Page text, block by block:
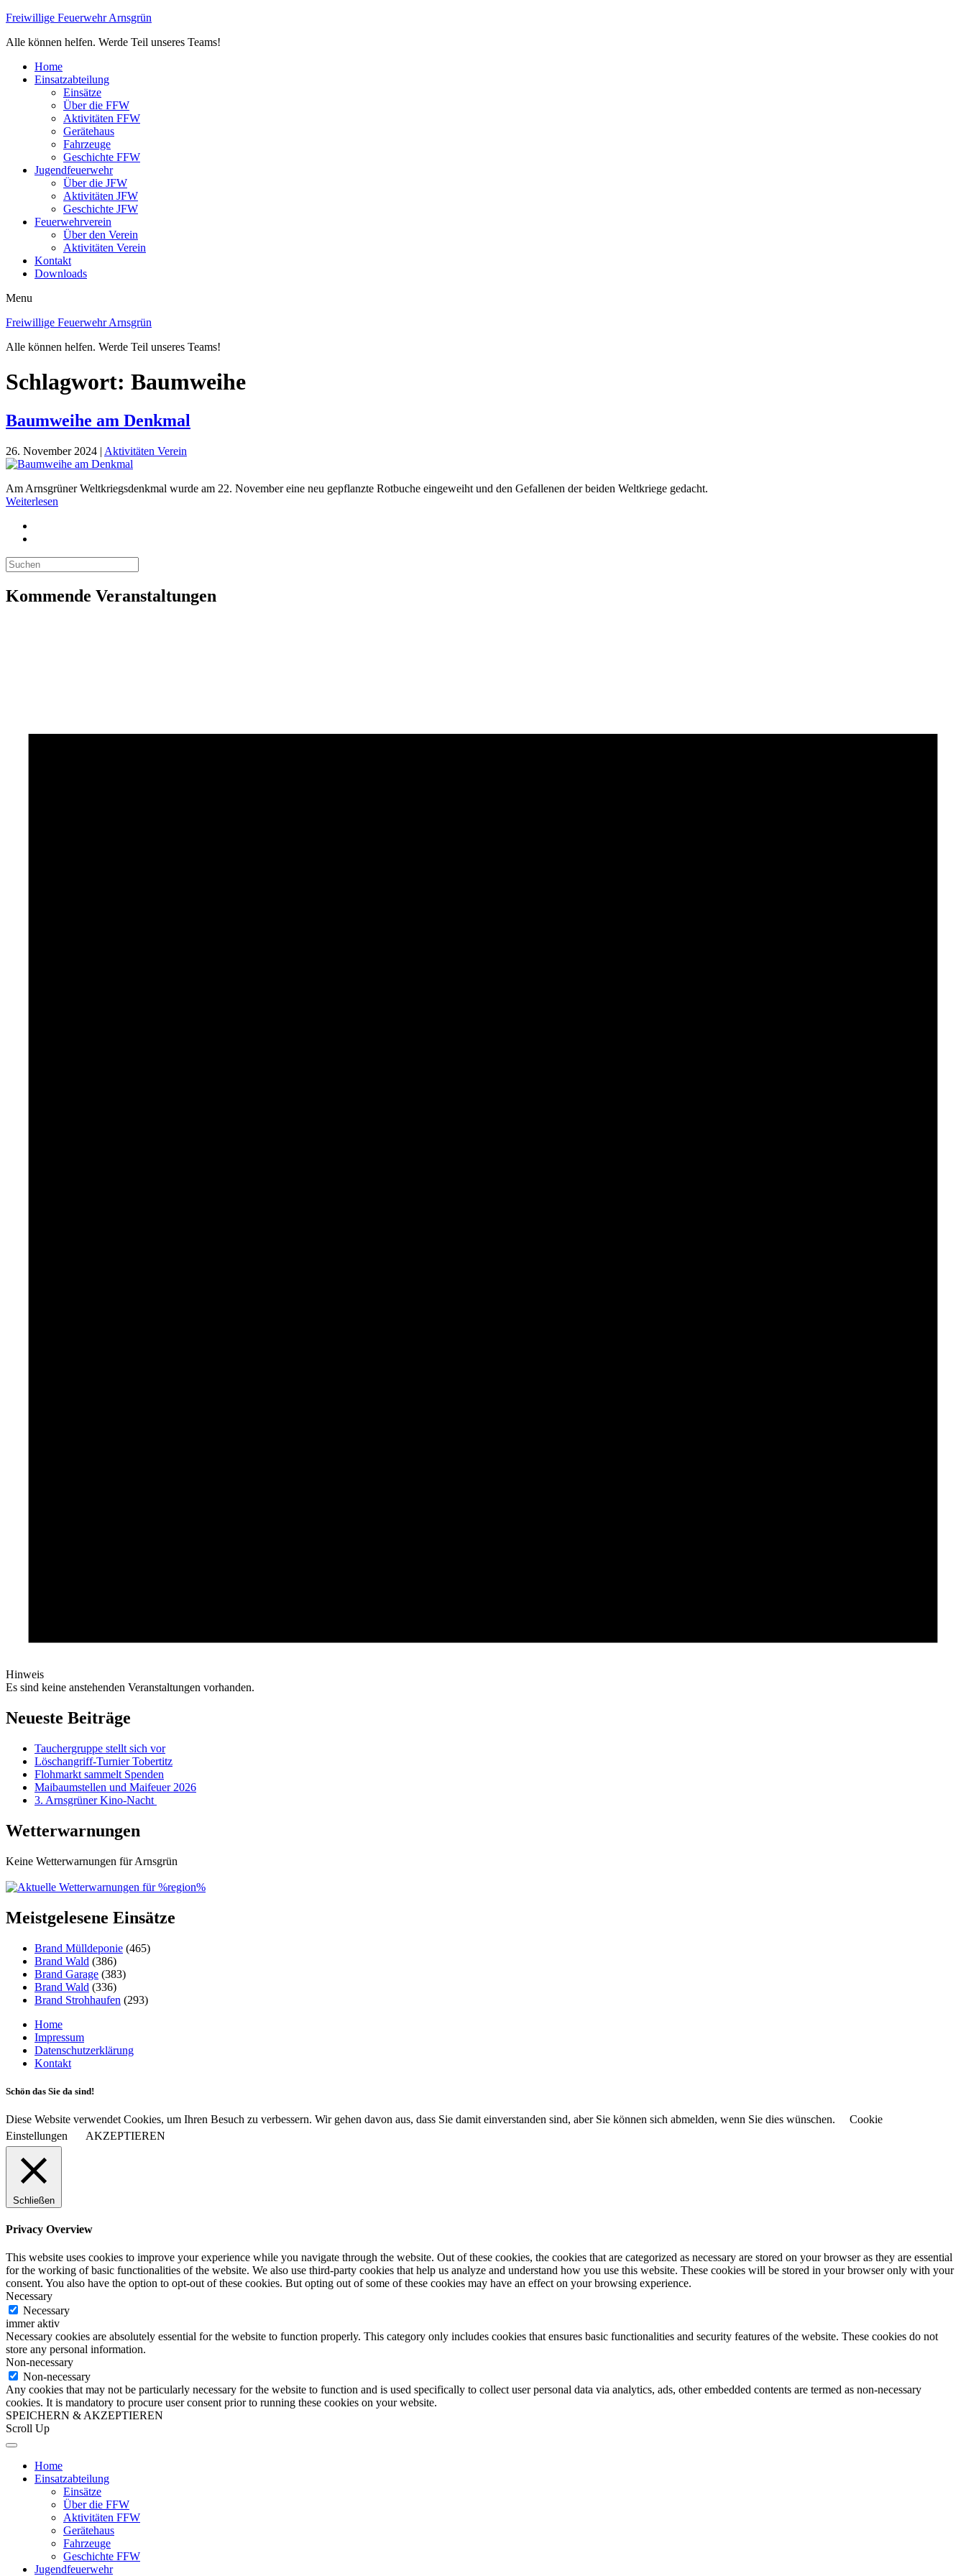
Freiwillige Feuerwehr Arnsgrün
Alle können helfen. Werde Teil unseres Teams!
Home
Einsatzabteilung
Einsätze
Über die FFW
Aktivitäten FFW
Gerätehaus
Fahrzeuge
Geschichte FFW
Jugendfeuerwehr
Über die JFW
Aktivitäten JFW
Geschichte JFW
Feuerwehrverein
Über den Verein
Aktivitäten Verein
Kontakt
Downloads
Menu
Freiwillige Feuerwehr Arnsgrün
Alle können helfen. Werde Teil unseres Teams!
Schlagwort: Baumweihe
Baumweihe am Denkmal
26. November 2024 | Aktivitäten Verein
Am Arnsgrüner Weltkriegsdenkmal wurde am 22. November eine neu gepflanzte Rotbuche eingeweiht und den Gefallenen der beiden Weltkriege gedacht.
Weiterlesen
Kommende Veranstaltungen
Hinweis
Es sind keine anstehenden Veranstaltungen vorhanden.
Neueste Beiträge
Tauchergruppe stellt sich vor
Löschangriff-Turnier Tobertitz
Flohmarkt sammelt Spenden
Maibaumstellen und Maifeuer 2026
3. Arnsgrüner Kino-Nacht
Wetterwarnungen
Keine Wetterwarnungen für Arnsgrün
Meistgelesene Einsätze
Brand Mülldeponie (465)
Brand Wald (386)
Brand Garage (383)
Brand Wald (336)
Brand Strohhaufen (293)
Home
Impressum
Datenschutzerklärung
Kontakt
Schön das Sie da sind!
Diese Website verwendet Cookies, um Ihren Besuch zu verbessern. Wir gehen davon aus, dass Sie damit einverstanden sind, aber Sie können sich abmelden, wenn Sie dies wünschen.
Cookie
Einstellungen
AKZEPTIEREN
Schließen
Privacy Overview
This website uses cookies to improve your experience while you navigate through the website. Out of these cookies, the cookies that are categorized as necessary are stored on your browser as they are essential
for the working of basic functionalities of the website. We also use third-party cookies that help us analyze and understand how you use this website. These cookies will be stored in your browser only with your
consent. You also have the option to opt-out of these cookies. But opting out of some of these cookies may have an effect on your browsing experience.
Necessary
Necessary
immer aktiv
Necessary cookies are absolutely essential for the website to function properly. This category only includes cookies that ensures basic functionalities and security features of the website. These cookies do not
store any personal information.
Non-necessary
Non-necessary
Any cookies that may not be particularly necessary for the website to function and is used specifically to collect user personal data via analytics, ads, other embedded contents are termed as non-necessary
cookies. It is mandatory to procure user consent prior to running these cookies on your website.
SPEICHERN & AKZEPTIEREN
Scroll Up
Home
Einsatzabteilung
Einsätze
Über die FFW
Aktivitäten FFW
Gerätehaus
Fahrzeuge
Geschichte FFW
Jugendfeuerwehr